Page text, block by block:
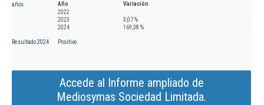
años
Año
Variación
2022
2023
3,07 %
2024
169,38 %
Resultado 2024 Positivo
Accede al Informe ampliado de
Mediosymas Sociedad Limitada.